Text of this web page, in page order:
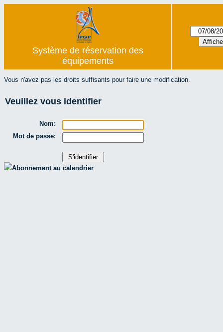
Système de réservation des
équipements
Vous n'avez pas les droits suffisants pour faire une modification.
Veuillez vous identifier
Nom:
Mot de passe:
Abonnement au calendrier